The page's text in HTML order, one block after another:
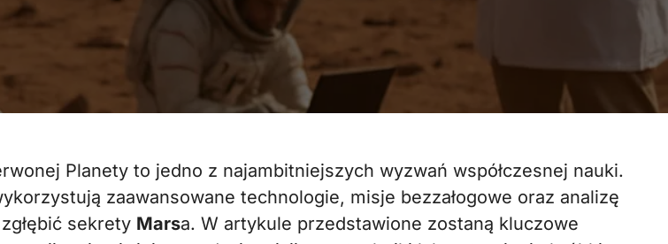
zaawansowane technologie, misje bezzałogowe oraz analizę
sekrety Marsa. W artykule przedstawione zostaną kluczowe